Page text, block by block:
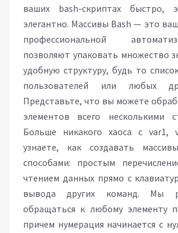
ваших bash-скриптах быстро,
элегантно. Массивы Bash — это
профессиональной
позволяют упаковать множество
удобную структуру, будь то
пользователей или любых
Представьте, что вы можете
элементов всего несколькими
Больше никакого хаоса с var1,
узнаете, как создавать
способами: простым
чтением данных прямо с
вывода других команд. Мы
обращаться к любому элементу
причем нумерация начинается с